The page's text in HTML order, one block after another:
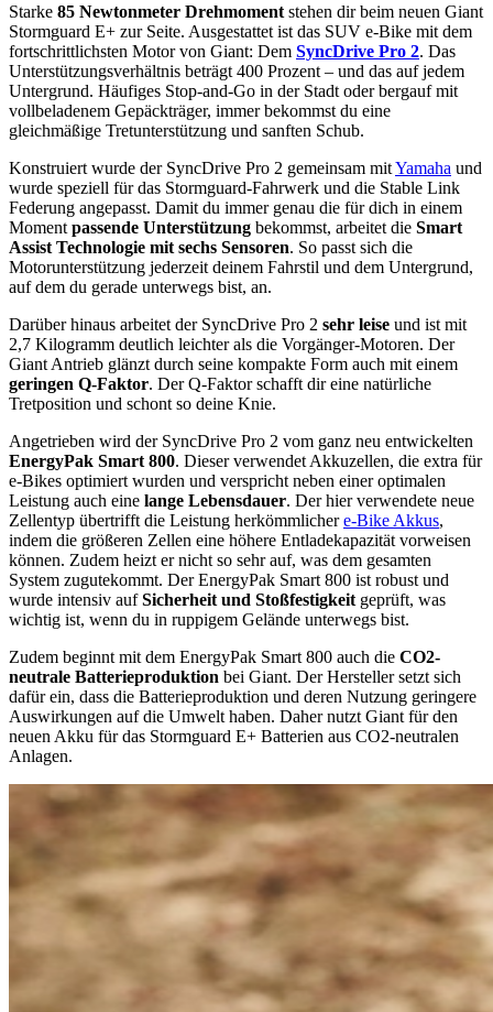
Starke 85 Newtonmeter Drehmoment stehen dir beim neuen Giant
Stormguard E+ zur Seite. Ausgestattet ist das SUV e-Bike mit dem
fortschrittlichsten Motor von Giant: Dem SyncDrive Pro 2. Das
Unterstützungsverhältnis beträgt 400 Prozent – und das auf jedem
Untergrund. Häufiges Stop-and-Go in der Stadt oder bergauf mit
vollbeladenem Gepäckträger, immer bekommst du eine
gleichmäßige Tretunterstützung und sanften Schub.
Konstruiert wurde der SyncDrive Pro 2 gemeinsam mitYamaha und
wurde speziell für das Stormguard-Fahrwerk und die Stable Link
Federung angepasst. Damit du immer genau die für dich in einem
Moment passende Unterstützung bekommst, arbeitet die Smart
Assist Technologie mit sechs Sensoren. So passt sich die
Motorunterstützung jederzeit deinem Fahrstil und dem Untergrund,
auf dem du gerade unterwegs bist, an.
Darüber hinaus arbeitet der SyncDrive Pro 2 sehr leise und ist mit
2,7 Kilogramm deutlich leichter als die Vorgänger-Motoren. Der
Giant Antrieb glänzt durch seine kompakte Form auch mit einem
geringen Q-Faktor. Der Q-Faktor schafft dir eine natürliche
Tretposition und schont so deine Knie.
Angetrieben wird der SyncDrive Pro 2 vom ganz neu entwickelten
EnergyPak Smart 800. Dieser verwendet Akkuzellen, die extra für
e-Bikes optimiert wurden und verspricht neben einer optimalen
Leistung auch eine lange Lebensdauer. Der hier verwendete neue
Zellentyp übertrifft die Leistung herkömmlichere-Bike Akkus,
indem die größeren Zellen eine höhere Entladekapazität vorweisen
können. Zudem heizt er nicht so sehr auf, was dem gesamten
System zugutekommt. Der EnergyPak Smart 800 ist robust und
wurde intensiv aufSicherheit und Stoßfestigkeit geprüft, was
wichtig ist, wenn du in ruppigem Gelände unterwegs bist.
Zudem beginnt mit dem EnergyPak Smart 800 auch die CO2-
neutrale Batterieproduktion bei Giant. Der Hersteller setzt sich
dafür ein, dass die Batterieproduktion und deren Nutzung geringere
Auswirkungen auf die Umwelt haben. Daher nutzt Giant für den
neuen Akku für das Stormguard E+ Batterien aus CO2-neutralen
Anlagen.